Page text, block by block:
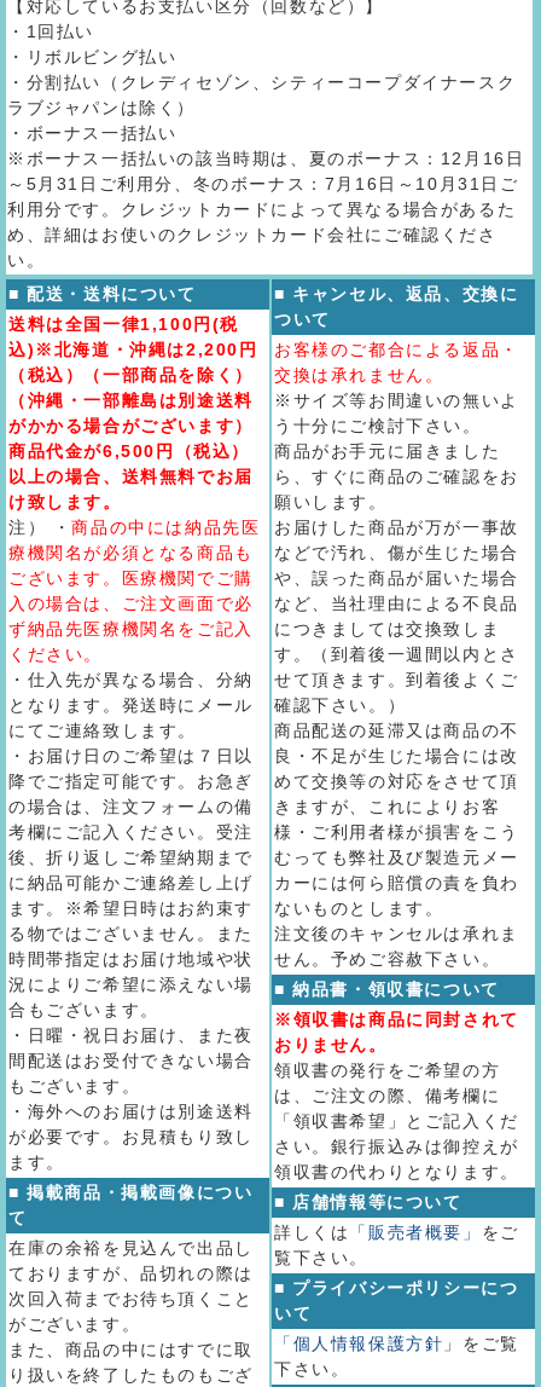
【対応しているお支払い区分（回数など）】
・1回払い
・リボルビング払い
・分割払い（クレディセゾン、シティーコープダイナースク
ラブジャパンは除く）
・ボーナス一括払い
※ボーナス一括払いの該当時期は、夏のボーナス：12月16日
～5月31日ご利用分、冬のボーナス：7月16日～10月31日ご
利用分です。クレジットカードによって異なる場合があるた
め、詳細はお使いのクレジットカード会社にご確認くださ
い。
■ 配送・送料について
送料は全国一律1,100円(税
込)※北海道・沖縄は2,200円
（税込）（一部商品を除く）
（沖縄・一部離島は別途送料
がかかる場合がございます）
商品代金が6,500円（税込）
以上の場合、送料無料でお届
け致します。
注） ・商品の中には納品先医
療機関名が必須となる商品も
ございます。医療機関でご購
入の場合は、ご注文画面で必
ず納品先医療機関名をご記入
ください。
・仕入先が異なる場合、分納
となります。発送時にメール
にてご連絡致します。
・お届け日のご希望は７日以
降でご指定可能です。お急ぎ
の場合は、注文フォームの備
考欄にご記入ください。受注
後、折り返しご希望納期まで
に納品可能かご連絡差し上げ
ます。※希望日時はお約束す
る物ではございません。また
時間帯指定はお届け地域や状
況によりご希望に添えない場
合もございます。
・日曜・祝日お届け、また夜
間配送はお受付できない場合
もございます。
・海外へのお届けは別途送料
が必要です。お見積もり致し
ます。
■ 掲載商品・掲載画像につい
て
在庫の余裕を見込んで出品し
ておりますが、品切れの際は
次回入荷までお待ち頂くこと
がございます。
また、商品の中にはすでに取
り扱いを終了したものもござ
■ キャンセル、返品、交換に
ついて
お客様のご都合による返品・
交換は承れません。
※サイズ等お間違いの無いよ
う十分にご検討下さい。
商品がお手元に届きました
ら、すぐに商品のご確認をお
願いします。
お届けした商品が万が一事故
などで汚れ、傷が生じた場合
や、誤った商品が届いた場合
など、当社理由による不良品
につきましては交換致しま
す。（到着後一週間以内とさ
せて頂きます。到着後よくご
確認下さい。）
商品配送の延滞又は商品の不
良・不足が生じた場合には改
めて交換等の対応をさせて頂
きますが、これによりお客
様・ご利用者様が損害をこう
むっても弊社及び製造元メー
カーには何ら賠償の責を負わ
ないものとします。
注文後のキャンセルは承れま
せん。予めご容赦下さい。
■ 納品書・領収書について
※領収書は商品に同封されて
おりません。
領収書の発行をご希望の方
は、ご注文の際、備考欄に
「領収書希望」とご記入くだ
さい。銀行振込みは御控えが
領収書の代わりとなります。
■ 店舗情報等について
詳しくは
「販売者概要」 をご
覧下さい。
■ プライバシーポリシーにつ
いて
「個人情報保護方針」 をご覧
下さい。